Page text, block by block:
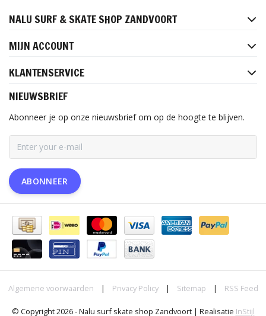
NALU SURF & SKATE SHOP ZANDVOORT
MIJN ACCOUNT
KLANTENSERVICE
NIEUWSBRIEF
Abonneer je op onze nieuwsbrief om op de hoogte te blijven.
ABONNEER
Algemene voorwaarden | Privacy Policy | Sitemap | RSS Feed
© Copyright 2026 - Nalu surf skate shop Zandvoort | Realisatie InStijl